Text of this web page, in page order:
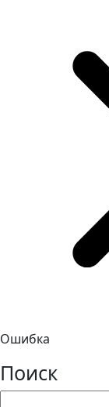
Ошибка
Поиск